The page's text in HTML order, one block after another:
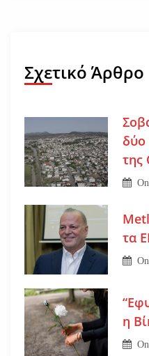
Σχετικό Άρθρο
δύο
της
On
τα
η